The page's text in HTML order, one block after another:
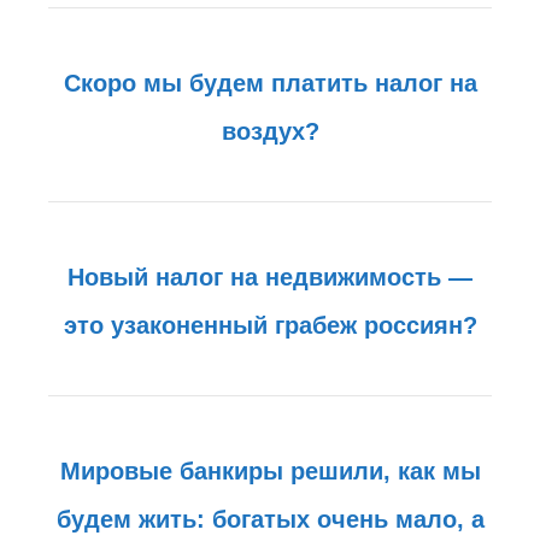
Скоро мы будем платить налог на
воздух?
Новый налог на недвижимость —
это узаконенный грабеж россиян?
Мировые банкиры решили, как мы
будем жить: богатых очень мало, а